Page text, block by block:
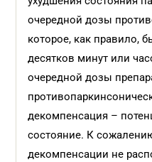
очередной дозы
которое, как правило,
десятков минут или
очередной дозы
декомпенсация –
состояние. К
декомпенсации не